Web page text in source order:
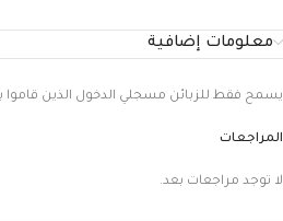
معلومات إضافية
المراجعات
لا توجد مراجعات بعد.
يسمح فقط للزبائن مسجلي الدخول الذين قاموا